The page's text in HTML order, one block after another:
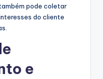
pode coletar
do cliente
e